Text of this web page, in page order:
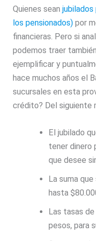
Quienes seanjubilados
los pensionados) por
financieras. Pero si
podemos traer
ejemplificar y
hace muchos años el
sucursales en esta
crédito? Del siguiente
El jubilado
tener dinero
que desee
La suma
hasta
Las tasas
pesos, para